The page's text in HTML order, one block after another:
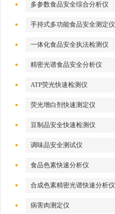
多参数食品安全综合分析仪
手持式多功能食品安全测定仪
一体化食品安全执法检测仪
精密光谱食品安全分析仪
ATP荧光快速检测仪
荧光增白剂快速测定仪
豆制品安全快速检测仪
调味品安全测试仪
食品色素快速分析仪
合成色素精密光谱快速分析仪
病害肉测定仪